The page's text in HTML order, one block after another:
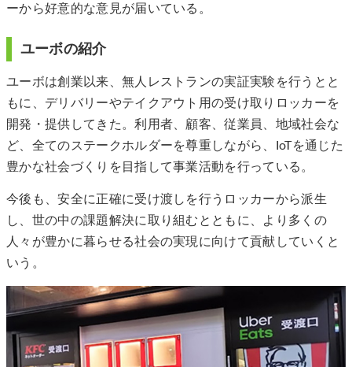
ーから好意的な意見が届いている。
ユーボの紹介
ユーボは創業以来、無人レストランの実証実験を行うとと
もに、デリバリーやテイクアウト用の受け取りロッカーを
開発・提供してきた。利用者、顧客、従業員、地域社会な
ど、全てのステークホルダーを尊重しながら、IoTを通じた
豊かな社会づくりを目指して事業活動を行っている。
今後も、安全に正確に受け渡しを行うロッカーから派生
し、世の中の課題解決に取り組むとともに、より多くの
人々が豊かに暮らせる社会の実現に向けて貢献していくと
いう。